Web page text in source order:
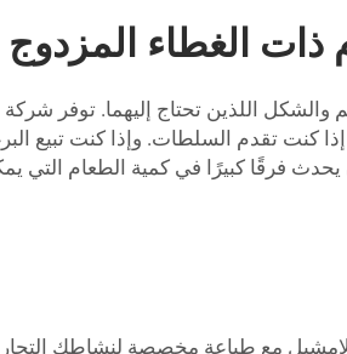
الغطاء المزدوج
تقدم السلطات. وإذا كنت تبيع
فرقًا كبيرًا في كمية الطعام التي